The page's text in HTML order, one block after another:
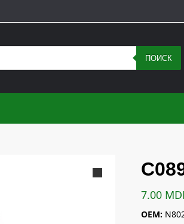
ПОИСК
7.00
OEM: